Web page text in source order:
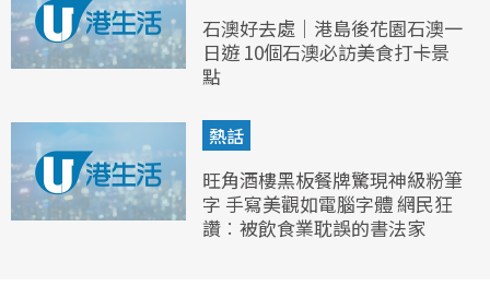
石澳好去處｜港島後花園石澳一
日遊 10個石澳必訪美食打卡景
點
熱話
旺角酒樓黑板餐牌驚現神級粉筆
字 手寫美觀如電腦字體 網民狂
讚︰被飲食業耽誤的書法家